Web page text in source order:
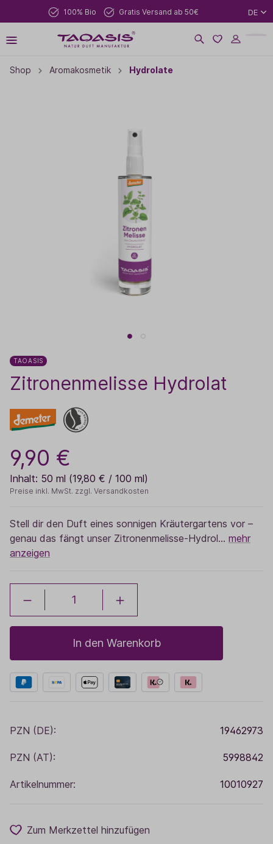
100% Bio Gratis Versand ab 50€ DE
Shop Aromakosmetik Hydrolate
TAOASIS
Zitronenmelisse Hydrolat
9,90 €
Inhalt: 50 ml (19,80 € / 100 ml)
Preise inkl. MwSt. zzgl. Versandkosten
Stell dir den Duft eines sonnigen Kräutergartens vor –
genau das fängt unser Zitronenmelisse-Hydrol… mehr
anzeigen
In den Warenkorb
PZN (DE): 19462973
PZN (AT): 5998842
Artikelnummer: 10010927
Zum Merkzettel hinzufügen